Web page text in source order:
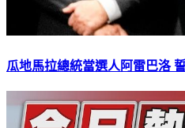
瓜地馬拉總統當選人阿雷巴洛